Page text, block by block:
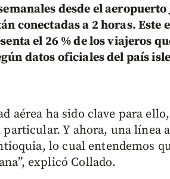
desde el
conectadas a 2 horas.
el 26 % de los viajeros
datos oficiales del país
aérea ha sido clave para
Y ahora, una línea
lo cual entendemos
explicó Collado.